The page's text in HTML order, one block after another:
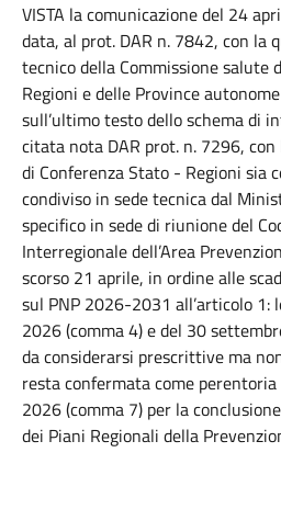
VISTA la comunicazione del 24
data, al prot. DAR n. 7842, con la
tecnico della Commissione salute
Regioni e delle Province
sull’ultimo testo dello schema di
citata nota DAR prot. n. 7296,
di Conferenza Stato - Regioni sia
condiviso in sede tecnica dal
specifico in sede di riunione del
Interregionale dell’Area
scorso 21 aprile, in ordine alle
sul PNP 2026-2031 all’articolo 1:
2026 (comma 4) e del 30
da considerarsi prescrittive ma
resta confermata come
2026 (comma 7) per la
dei Piani Regionali della